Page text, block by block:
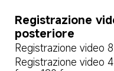
Registrazione
posteriore
Registrazione video
Registrazione video